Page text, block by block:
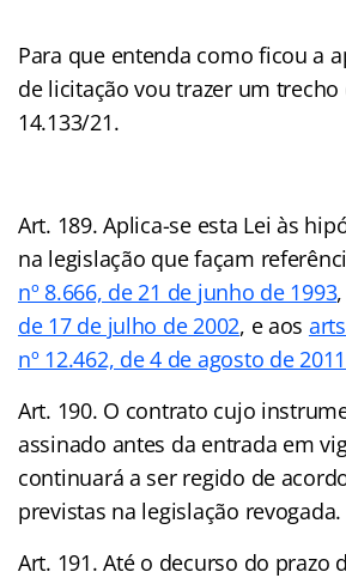
Para que entenda como ficou a
de licitação vou trazer um trecho
14.133/21.
Art. 189. Aplica-se esta Lei às
na legislação que façam
nº 8.666, de 21 de junho de 1993
de 17 de julho de 2002, e aos
nº 12.462, de 4 de agosto de
Art. 190. O contrato cujo
assinado antes da entrada em
continuará a ser regido de
previstas na legislação revogada.
Art. 191. Até o decurso do prazo